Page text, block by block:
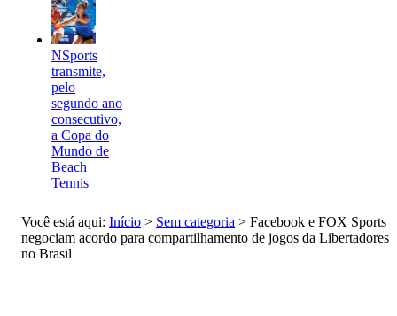
NSports
transmite,
pelo
segundo ano
consecutivo,
a Copa do
Mundo de
Beach
Tennis
Você está aqui: Início > Sem categoria > Facebook e FOX Sports
negociam acordo para compartilhamento de jogos da Libertadores
no Brasil